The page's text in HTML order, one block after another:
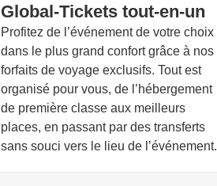
Global-Tickets tout-en-un
Profitez de l’événement de votre choix
dans le plus grand confort grâce à nos
forfaits de voyage exclusifs. Tout est
organisé pour vous, de l’hébergement
de première classe aux meilleurs
places, en passant par des transferts
sans souci vers le lieu de l’événement.